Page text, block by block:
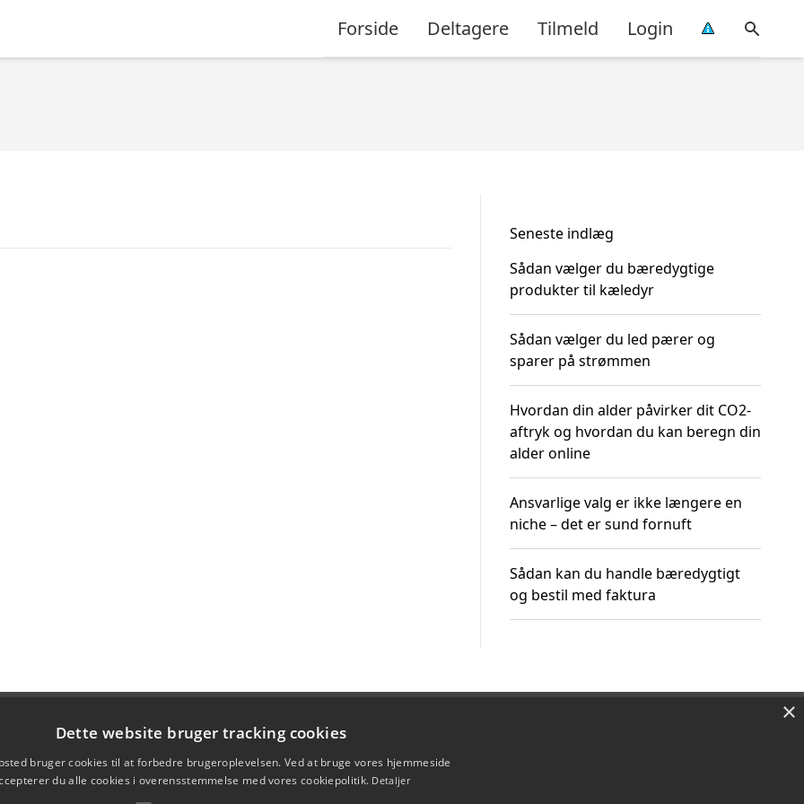
Forside Deltagere Tilmeld Login
Seneste indlæg
Sådan vælger du bæredygtige
produkter til kæledyr
Sådan vælger du led pærer og
sparer på strømmen
Hvordan din alder påvirker dit CO2-
aftryk og hvordan du kan beregn din
alder online
Ansvarlige valg er ikke længere en
niche – det er sund fornuft
Sådan kan du handle bæredygtigt
og bestil med faktura
×
Dette website bruger tracking cookies
bruger cookies til at forbedre brugeroplevelsen. Ved at bruge vores hjemmeside
du alle cookies i overensstemmelse med vores cookiepolitik. Detaljer